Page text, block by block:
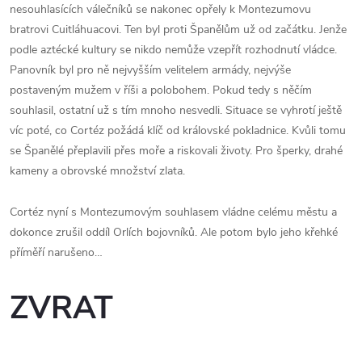
nesouhlasících válečníků se nakonec opřely k Montezumovu
bratrovi Cuitláhuacovi. Ten byl proti Španělům už od začátku. Jenže
podle aztécké kultury se nikdo nemůže vzepřít rozhodnutí vládce.
Panovník byl pro ně nejvyšším velitelem armády, nejvýše
postaveným mužem v říši a polobohem. Pokud tedy s něčím
souhlasil, ostatní už s tím mnoho nesvedli. Situace se vyhrotí ještě
víc poté, co Cortéz požádá klíč od královské pokladnice. Kvůli tomu
se Španělé přeplavili přes moře a riskovali životy. Pro šperky, drahé
kameny a obrovské množství zlata.
Cortéz nyní s Montezumovým souhlasem vládne celému městu a
dokonce zrušil oddíl Orlích bojovníků. Ale potom bylo jeho křehké
příměří narušeno…
ZVRAT